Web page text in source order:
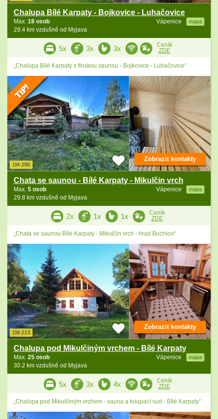
Chalupa Bílé Karpaty - Bojkovice - Luhačovice
Vápenice mapa
Max. 18 osob
29.4 km vzdušně od Myjava
5x 3x 3x
Ceník
ZDE
„Chalupa Bílé Karpaty s finskou saunou - Bojkovice - Luhačovice“
1M-286
Chata se saunou - Bílé Karpaty - Mikulčin vrch
Vápenice mapa
Max. 5 osob
29.8 km vzdušně od Myjava
Zobrazit kontakty
2x 1x 1x
Ceník
ZDE
„Chata se saunou Bílé Karpaty - Mikulčin vrch - hrad Buchlov“
1M-213
Chalupa pod Mikulčiným vrchem - Bílé Karpaty
Vápenice mapa
Max. 25 osob
30.2 km vzdušně od Myjava
Zobrazit kontakty
5x 3x 4x
Ceník
ZDE
„Chalupa pod Mikulčiným vrchem - sauna a koupací sud - Bílé Karpaty“